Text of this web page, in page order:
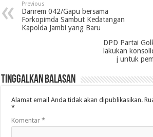
Previous
Danrem 042/Gapu bersama
Forkopimda Sambut Kedatangan
Kapolda Jambi yang Baru
DPD Partai
lakukan
j untuk
Tinggalkan Balasan
Alamat email Anda tidak akan dipublikasikan.
*
Komentar*